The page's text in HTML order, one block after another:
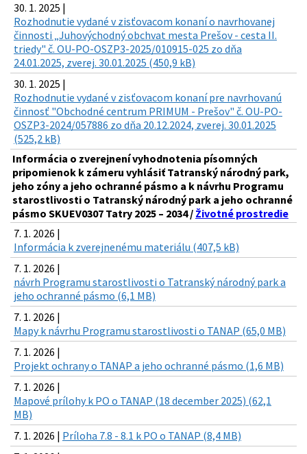
30. 1. 2025 |
Rozhodnutie vydané v zisťovacom konaní o navrhovanej
činnosti „Juhovýchodný obchvat mesta Prešov - cesta II.
triedy" č. OU-PO-OSZP3-2025/010915-025 zo dňa
24.01.2025, zverej. 30.01.2025 (450,9 kB)
30. 1. 2025 |
Rozhodnutie vydané v zisťovacom konaní pre navrhovanú
činnosť "Obchodné centrum PRIMUM - Prešov" č. OU-PO-
OSZP3-2024/057886 zo dňa 20.12.2024, zverej. 30.01.2025
(525,2 kB)
Informácia o zverejnení vyhodnotenia písomných
pripomienok k zámeru vyhlásiť Tatranský národný park,
jeho zóny a jeho ochranné pásmo a k návrhu Programu
starostlivosti o Tatranský národný park a jeho ochranné
pásmo SKUEV0307 Tatry 2025 – 2034 / Životné prostredie
7. 1. 2026 |
Informácia k zverejnenému materiálu (407,5 kB)
7. 1. 2026 |
návrh Programu starostlivosti o Tatranský národný park a
jeho ochranné pásmo (6,1 MB)
7. 1. 2026 |
Mapy k návrhu Programu starostlivosti o TANAP (65,0 MB)
7. 1. 2026 |
Projekt ochrany o TANAP a jeho ochranné pásmo (1,6 MB)
7. 1. 2026 |
Mapové prílohy k PO o TANAP (18 december 2025) (62,1
MB)
7. 1. 2026 | Príloha 7.8 - 8.1 k PO o TANAP (8,4 MB)